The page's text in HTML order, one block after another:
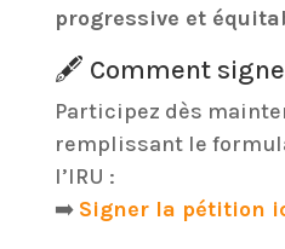
progressive et
🖋️ Comment
Participez dès
remplissant le
l’IRU :
➡️ Signer la pétition